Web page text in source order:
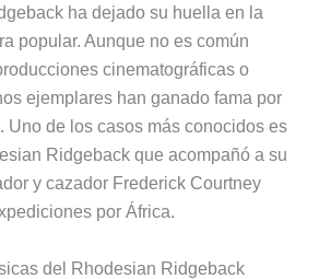
ha dejado su huella en la
popular. Aunque no es común
cinematográficas o
ejemplares han ganado fama por
Uno de los casos más conocidos es
Ridgeback que acompañó a su
y cazador Frederick Courtney
por África.
del Rhodesian Ridgeback